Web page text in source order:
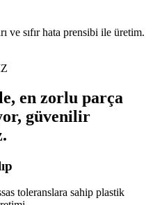
ve sıfır hata prensibi ile üretim.
en zorlu parça
güvenilir
toleranslara sahip plastik